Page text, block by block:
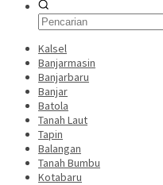
Kalsel
Banjarmasin
Banjarbaru
Banjar
Batola
Tanah Laut
Tapin
Balangan
Tanah Bumbu
Kotabaru